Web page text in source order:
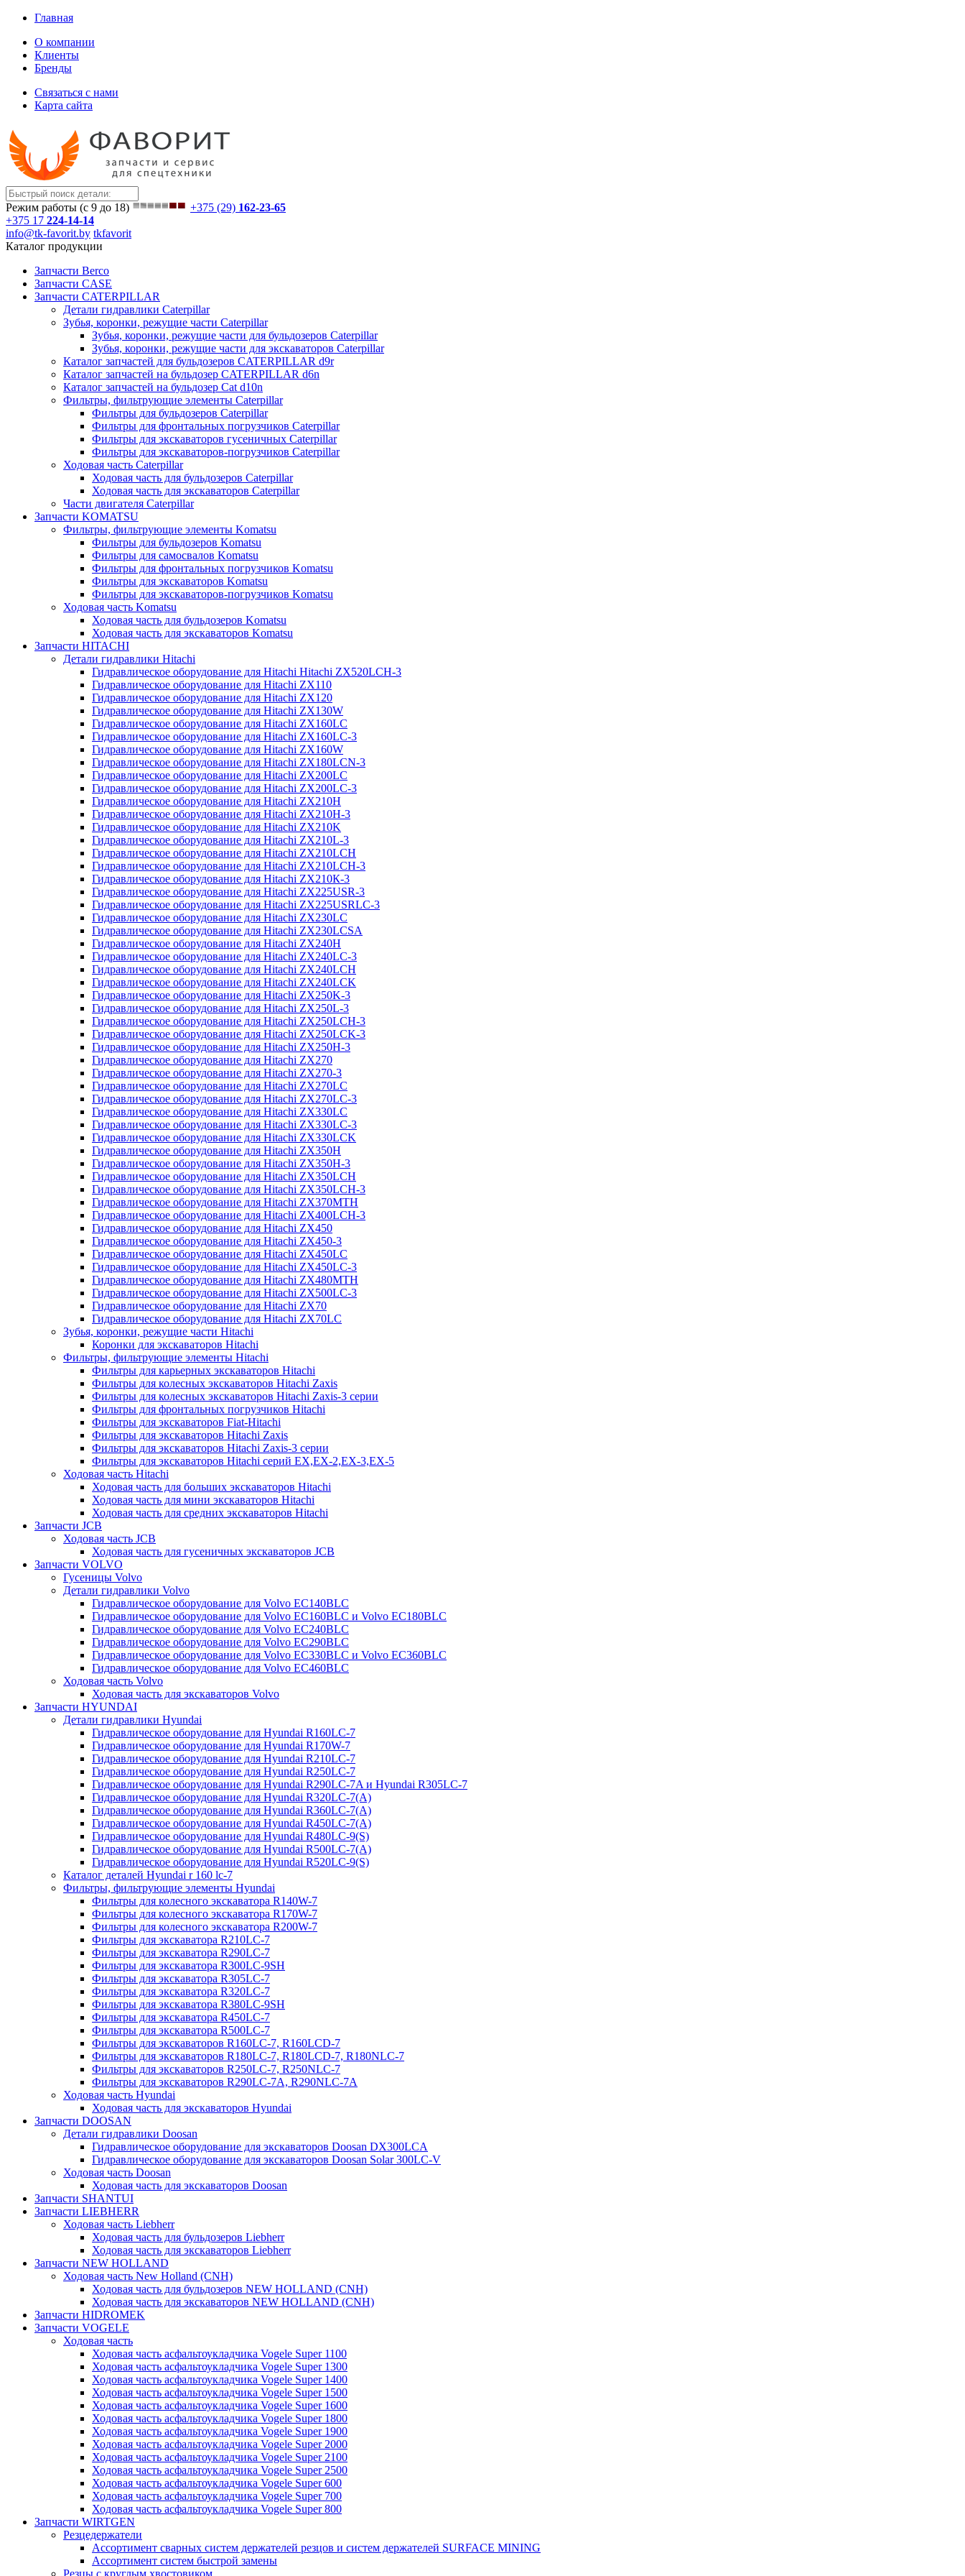
Главная
О компании
Клиенты
Бренды
Связаться с нами
Карта сайта
Режим работы (с 9 до 18) +375 (29) 162-23-65
+375 17 224-14-14
info@tk-favorit.by tkfavorit
Каталог продукции
Запчасти Berco
Запчасти CASE
Запчасти CATERPILLAR
Детали гидравлики Caterpillar
Зубья, коронки, режущие части Caterpillar
Зубья, коронки, режущие части для бульдозеров Caterpillar
Зубья, коронки, режущие части для экскаваторов Caterpillar
Каталог запчастей для бульдозеров CATERPILLAR d9r
Каталог запчастей на бульдозер CATERPILLAR d6n
Каталог запчастей на бульдозер Сat d10n
Фильтры, фильтрующие элементы Caterpillar
Фильтры для бульдозеров Caterpillar
Фильтры для фронтальных погрузчиков Caterpillar
Фильтры для экскаваторов гусеничных Caterpillar
Фильтры для экскаваторов-погрузчиков Caterpillar
Ходовая часть Caterpillar
Ходовая часть для бульдозеров Caterpillar
Ходовая часть для экскаваторов Caterpillar
Части двигателя Caterpillar
Запчасти KOMATSU
Фильтры, фильтрующие элементы Komatsu
Фильтры для бульдозеров Komatsu
Фильтры для самосвалов Komatsu
Фильтры для фронтальных погрузчиков Komatsu
Фильтры для экскаваторов Komatsu
Фильтры для экскаваторов-погрузчиков Komatsu
Ходовая часть Komatsu
Ходовая часть для бульдозеров Komatsu
Ходовая часть для экскаваторов Komatsu
Запчасти HITACHI
Детали гидравлики Hitachi
Гидравлическое оборудование для Hitachi Hitachi ZX520LCH-3
Гидравлическое оборудование для Hitachi ZX110
Гидравлическое оборудование для Hitachi ZX120
Гидравлическое оборудование для Hitachi ZX130W
Гидравлическое оборудование для Hitachi ZX160LC
Гидравлическое оборудование для Hitachi ZX160LC-3
Гидравлическое оборудование для Hitachi ZX160W
Гидравлическое оборудование для Hitachi ZX180LCN-3
Гидравлическое оборудование для Hitachi ZX200LC
Гидравлическое оборудование для Hitachi ZX200LC-3
Гидравлическое оборудование для Hitachi ZX210H
Гидравлическое оборудование для Hitachi ZX210H-3
Гидравлическое оборудование для Hitachi ZX210K
Гидравлическое оборудование для Hitachi ZX210L-3
Гидравлическое оборудование для Hitachi ZX210LCH
Гидравлическое оборудование для Hitachi ZX210LCH-3
Гидравлическое оборудование для Hitachi ZX210К-3
Гидравлическое оборудование для Hitachi ZX225USR-3
Гидравлическое оборудование для Hitachi ZX225USRLC-3
Гидравлическое оборудование для Hitachi ZX230LC
Гидравлическое оборудование для Hitachi ZX230LCSA
Гидравлическое оборудование для Hitachi ZX240H
Гидравлическое оборудование для Hitachi ZX240LC-3
Гидравлическое оборудование для Hitachi ZX240LCH
Гидравлическое оборудование для Hitachi ZX240LCK
Гидравлическое оборудование для Hitachi ZX250K-3
Гидравлическое оборудование для Hitachi ZX250L-3
Гидравлическое оборудование для Hitachi ZX250LCH-3
Гидравлическое оборудование для Hitachi ZX250LCK-3
Гидравлическое оборудование для Hitachi ZX250Н-3
Гидравлическое оборудование для Hitachi ZX270
Гидравлическое оборудование для Hitachi ZX270-3
Гидравлическое оборудование для Hitachi ZX270LC
Гидравлическое оборудование для Hitachi ZX270LC-3
Гидравлическое оборудование для Hitachi ZX330LC
Гидравлическое оборудование для Hitachi ZX330LC-3
Гидравлическое оборудование для Hitachi ZX330LCK
Гидравлическое оборудование для Hitachi ZX350H
Гидравлическое оборудование для Hitachi ZX350H-3
Гидравлическое оборудование для Hitachi ZX350LCH
Гидравлическое оборудование для Hitachi ZX350LCH-3
Гидравлическое оборудование для Hitachi ZX370MTH
Гидравлическое оборудование для Hitachi ZX400LCH-3
Гидравлическое оборудование для Hitachi ZX450
Гидравлическое оборудование для Hitachi ZX450-3
Гидравлическое оборудование для Hitachi ZX450LC
Гидравлическое оборудование для Hitachi ZX450LC-3
Гидравлическое оборудование для Hitachi ZX480MTH
Гидравлическое оборудование для Hitachi ZX500LC-3
Гидравлическое оборудование для Hitachi ZX70
Гидравлическое оборудование для Hitachi ZX70LC
Зубья, коронки, режущие части Hitachi
Коронки для экскаваторов Hitachi
Фильтры, фильтрующие элементы Hitachi
Фильтры для карьерных экскаваторов Hitachi
Фильтры для колесных экскаваторов Hitachi Zaxis
Фильтры для колесных экскаваторов Hitachi Zaxis-3 серии
Фильтры для фронтальных погрузчиков Hitachi
Фильтры для экскаваторов Fiat-Hitachi
Фильтры для экскаваторов Hitachi Zaxis
Фильтры для экскаваторов Hitachi Zaxis-3 серии
Фильтры для экскаваторов Hitachi серий EX,EX-2,EX-3,EX-5
Ходовая часть Hitachi
Ходовая часть для больших экскаваторов Hitachi
Ходовая часть для мини экскаваторов Hitachi
Ходовая часть для средних экскаваторов Hitachi
Запчасти JCB
Ходовая часть JCB
Ходовая часть для гусеничных экскаваторов JCB
Запчасти VOLVO
Гусеницы Volvo
Детали гидравлики Volvo
Гидравлическое оборудование для Volvo EC140BLC
Гидравлическое оборудование для Volvo EC160BLC и Volvo EC180BLC
Гидравлическое оборудование для Volvo EC240BLC
Гидравлическое оборудование для Volvo EC290BLC
Гидравлическое оборудование для Volvo EC330BLC и Volvo EC360BLC
Гидравлическое оборудование для Volvo EC460BLC
Ходовая часть Volvo
Ходовая часть для экскаваторов Volvo
Запчасти HYUNDAI
Детали гидравлики Hyundai
Гидравлическое оборудование для Hyundai R160LC-7
Гидравлическое оборудование для Hyundai R170W-7
Гидравлическое оборудование для Hyundai R210LC-7
Гидравлическое оборудование для Hyundai R250LC-7
Гидравлическое оборудование для Hyundai R290LC-7A и Hyundai R305LC-7
Гидравлическое оборудование для Hyundai R320LC-7(A)
Гидравлическое оборудование для Hyundai R360LC-7(A)
Гидравлическое оборудование для Hyundai R450LC-7(A)
Гидравлическое оборудование для Hyundai R480LC-9(S)
Гидравлическое оборудование для Hyundai R500LC-7(A)
Гидравлическое оборудование для Hyundai R520LC-9(S)
Каталог деталей Hyundai r 160 lc-7
Фильтры, фильтрующие элементы Hyundai
Фильтры для колесного экскаватора R140W-7
Фильтры для колесного экскаватора R170W-7
Фильтры для колесного экскаватора R200W-7
Фильтры для экскаватора R210LC-7
Фильтры для экскаватора R290LC-7
Фильтры для экскаватора R300LC-9SH
Фильтры для экскаватора R305LC-7
Фильтры для экскаватора R320LC-7
Фильтры для экскаватора R380LC-9SH
Фильтры для экскаватора R450LC-7
Фильтры для экскаватора R500LC-7
Фильтры для экскаваторов R160LC-7, R160LCD-7
Фильтры для экскаваторов R180LC-7, R180LCD-7, R180NLC-7
Фильтры для экскаваторов R250LC-7, R250NLC-7
Фильтры для экскаваторов R290LC-7A, R290NLC-7A
Ходовая часть Hyundai
Ходовая часть для экскаваторов Hyundai
Запчасти DOOSAN
Детали гидравлики Doosan
Гидравлическое оборудование для экскаваторов Doosan DX300LCA
Гидравлическое оборудование для экскаваторов Doosan Solar 300LC-V
Ходовая часть Doosan
Ходовая часть для экскаваторов Doosan
Запчасти SHANTUI
Запчасти LIEBHERR
Ходовая часть Liebherr
Ходовая часть для бульдозеров Liebherr
Ходовая часть для экскаваторов Liebherr
Запчасти NEW HOLLAND
Ходовая часть New Holland (CNH)
Ходовая часть для бульдозеров NEW HOLLAND (CNH)
Ходовая часть для экскаваторов NEW HOLLAND (CNH)
Запчасти HIDROMEK
Запчасти VOGELE
Ходовая часть
Ходовая часть асфальтоукладчика Vogele Super 1100
Ходовая часть асфальтоукладчика Vogele Super 1300
Ходовая часть асфальтоукладчика Vogele Super 1400
Ходовая часть асфальтоукладчика Vogele Super 1500
Ходовая часть асфальтоукладчика Vogele Super 1600
Ходовая часть асфальтоукладчика Vogele Super 1800
Ходовая часть асфальтоукладчика Vogele Super 1900
Ходовая часть асфальтоукладчика Vogele Super 2000
Ходовая часть асфальтоукладчика Vogele Super 2100
Ходовая часть асфальтоукладчика Vogele Super 2500
Ходовая часть асфальтоукладчика Vogele Super 600
Ходовая часть асфальтоукладчика Vogele Super 700
Ходовая часть асфальтоукладчика Vogele Super 800
Запчасти WIRTGEN
Резцедержатели
Ассортимент сварных систем держателей резцов и систем держателей SURFACE MINING
Ассортимент систем быстрой замены
Резцы с круглым хвостовиком